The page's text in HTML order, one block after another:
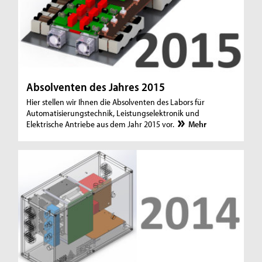
Absolventen des Jahres 2015
Hier stellen wir Ihnen die Absolventen des Labors für
Automatisierungstechnik, Leistungselektronik und
Elektrische Antriebe aus dem Jahr 2015 vor.
Mehr